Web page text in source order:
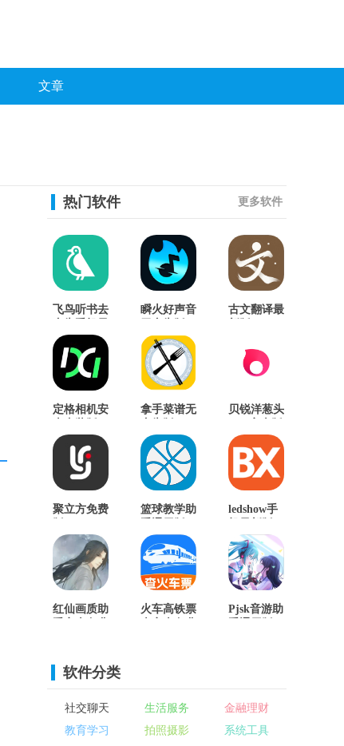
文章
热门软件 更多软件
飞鸟听书去
新版
瞬火好声音
古文翻译最
定格相机安
拿手菜谱无
贝锐洋葱头
聚立方免费
篮球教学助
ledshow手
红仙画质助
火车高铁票
Pjsk音游助
软件分类
社交聊天 生活服务
金融理财
教育学习
拍照摄影
系统工具